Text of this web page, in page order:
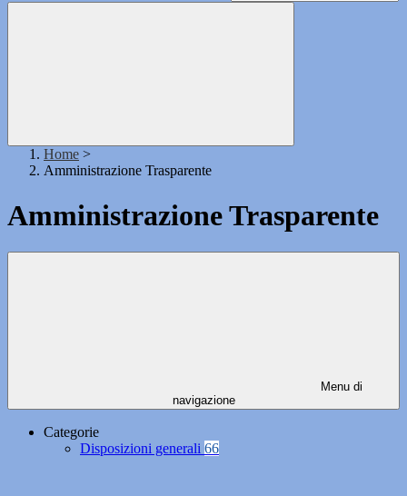
Home >
Amministrazione Trasparente
Amministrazione Trasparente
Menu di
navigazione
Categorie
Disposizioni generali 66